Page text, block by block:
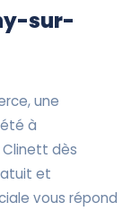
sur-
une
à
dès
et
vous répond